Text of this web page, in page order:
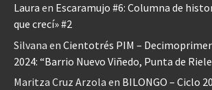
Laura en Escaramujo #6: Columna de
que crecí» #2
Silvana en Cientotrés PIM –
2024: “Barrio Nuevo Viñedo, Punta de
Maritza Cruz Arzola en BILONGO – Ciclo